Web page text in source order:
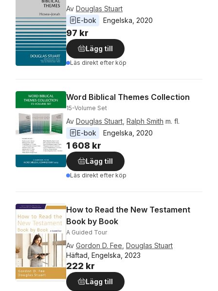
Av Douglas Stuart
E-bok
Engelska 2020
97 kr
Lägg till
Läs direkt efter köp
Word Biblical Themes Collection
15-Volume Set
Av Douglas Stuart Ralph Smith m. fl.
E-bok
Engelska 2020
1 608 kr
Lägg till
Läs direkt efter köp
How to Read the New Testament
Book by Book
A Guided Tour
Av Gordon D. Fee Douglas Stuart
Häftad, Engelska, 2023
222 kr
Lägg till